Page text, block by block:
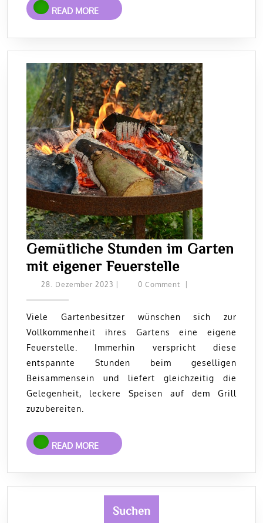
READ MORE
READ
MORE
Gemütliche Stunden im Garten
mit eigener FeuerstelleGemütliche
Stunden
Garten
mit
eigener
Feuerstelle
28. Dezember 2023 28.
0 Comment
Viele Gartenbesitzer wünschen sich zur
Vollkommenheit ihres Gartens eine eigene
Feuerstelle. Immerhin verspricht diese
entspannte Stunden beim geselligen
Beisammensein und liefert gleichzeitig die
Gelegenheit, leckere Speisen auf dem Grill
zuzubereiten.
READ MORE
READ
MORE
Suchen